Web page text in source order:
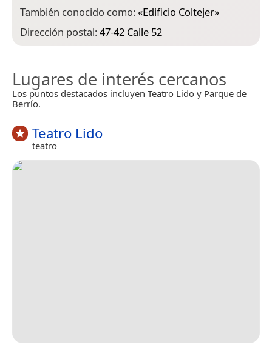
También conocido como:«Edificio Coltejer»
Dirección postal:47-42 Calle 52
Lugares de interés cercanos
Los puntos destacados incluyen Teatro Lido y Parque de
Berrío.
Teatro Lido
teatro